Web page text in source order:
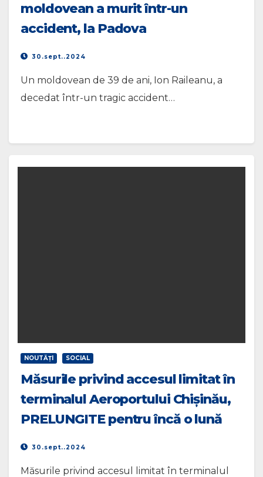
moldovean a murit într-un
accident, la Padova
30.sept..2024
Un moldovean de 39 de ani, Ion Raileanu, a
decedat într-un tragic accident…
NOUTĂŢI SOCIAL
Măsurile privind accesul limitat în
terminalul Aeroportului Chișinău,
PRELUNGITE pentru încă o lună
30.sept..2024
Măsurile privind accesul limitat în terminalul